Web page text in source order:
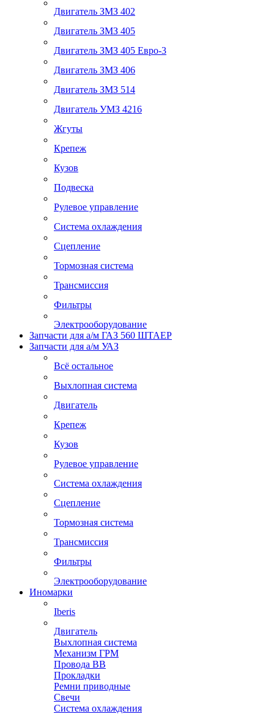
Двигатель ЗМЗ 402
Двигатель ЗМЗ 405
Двигатель ЗМЗ 405 Евро-3
Двигатель ЗМЗ 406
Двигатель ЗМЗ 514
Двигатель УМЗ 4216
Жгуты
Крепеж
Кузов
Подвеска
Рулевое управление
Система охлаждения
Сцепление
Тормозная система
Трансмиссия
Фильтры
Электрооборудование
Запчасти для а/м ГАЗ 560 ШТАЕР
Запчасти для а/м УАЗ
Всё остальное
Выхлопная система
Двигатель
Крепеж
Кузов
Рулевое управление
Система охлаждения
Сцепление
Тормозная система
Трансмиссия
Фильтры
Электрооборудование
Иномарки
Iberis
Двигатель
Выхлопная система
Механизм ГРМ
Провода ВВ
Прокладки
Ремни приводные
Свечи
Система охлаждения